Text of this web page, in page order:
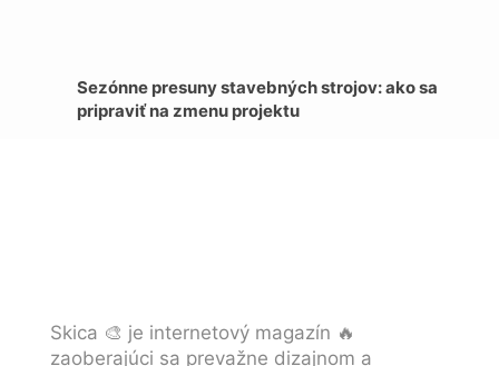
Sezónne presuny stavebných strojov: ako sa
pripraviť na zmenu projektu
Skica 🎨 je internetový magazín 🔥
zaoberajúci sa prevažne dizajnom a